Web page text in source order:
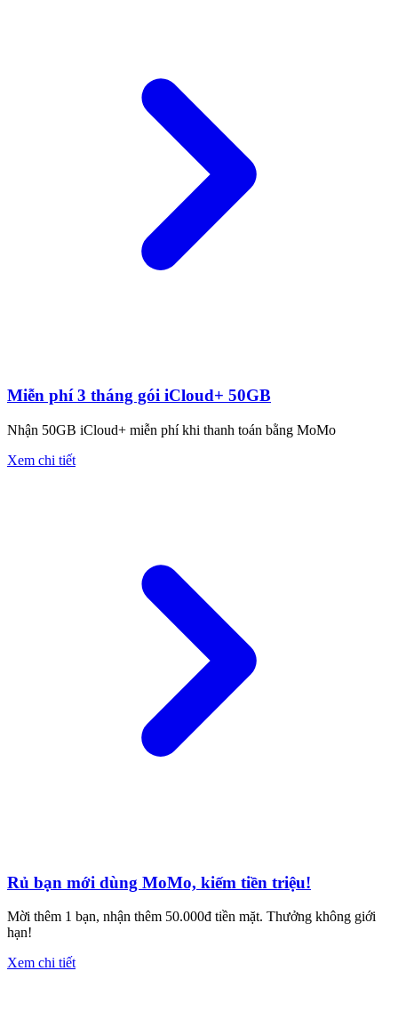
Miễn phí 3 tháng gói iCloud+ 50GB
Nhận 50GB iCloud+ miễn phí khi thanh toán bằng MoMo
Xem chi tiết
Rủ bạn mới dùng MoMo, kiếm tiền triệu!
Mời thêm 1 bạn, nhận thêm 50.000đ tiền mặt. Thưởng không giới
hạn!
Xem chi tiết